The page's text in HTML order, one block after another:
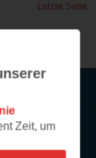
Letzte Seite
Zeit, um